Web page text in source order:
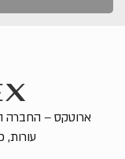
ארוטקס – החברה
עורות,